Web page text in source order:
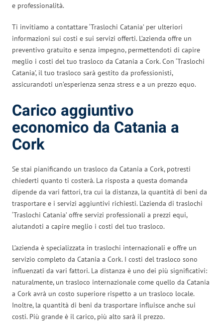
e professionalità.
Ti invitiamo a contattare ‘Traslochi Catania’ per ulteriori
informazioni sui costi e sui servizi offerti. L’azienda offre un
preventivo gratuito e senza impegno, permettendoti di capire
meglio i costi del tuo trasloco da Catania a Cork. Con ‘Traslochi
Catania’, il tuo trasloco sarà gestito da professionisti,
assicurandoti un’esperienza senza stress e a un prezzo equo.
Carico aggiuntivo
economico da Catania a
Cork
Se stai pianificando un trasloco da Catania a Cork, potresti
chiederti quanto ti costerà. La risposta a questa domanda
dipende da vari fattori, tra cui la distanza, la quantità di beni da
trasportare e i servizi aggiuntivi richiesti. L’azienda di traslochi
‘Traslochi Catania’ offre servizi professionali a prezzi equi,
aiutandoti a capire meglio i costi del tuo trasloco.
L’azienda è specializzata in traslochi internazionali e offre un
servizio completo da Catania a Cork. I costi del trasloco sono
influenzati da vari fattori. La distanza è uno dei più significativi:
naturalmente, un trasloco internazionale come quello da Catania
a Cork avrà un costo superiore rispetto a un trasloco locale.
Inoltre, la quantità di beni da trasportare influisce anche sui
costi. Più grande è il carico, più alto sarà il prezzo.